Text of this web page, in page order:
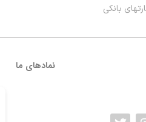
بانکی
نمادهای ما